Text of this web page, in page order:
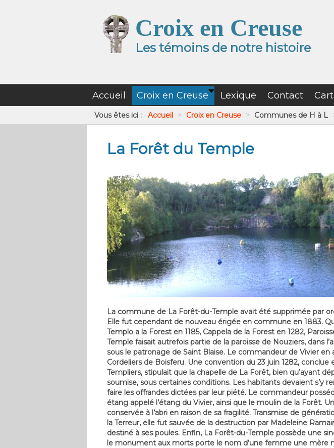
Croix en Creuse
Les témoins de notre histoire
Accueil Croix en Creuse Lexique Contact
Vous êtes ici : Accueil > Croix en Creuse > Communes de H à L
La Forêt du Temple
La commune de La Forêt-du-Temple avait été supprimée par
Elle fut cependant de nouveau érigée en commune en 1883.
Templo a la Forest en 1185, Cappela de la Forest en 1282,
Temple faisait autrefois partie de la paroisse de Nouziers, dans
sous le patronage de Saint Blaise. Le commandeur de Vivier
Cordeliers de Boisferu. Une convention du 23 juin 1282,
Templiers, stipulait que la chapelle de La Forêt, bien qu’ayant
soumise, sous certaines conditions. Les habitants devaient s’y
faire les offrandes dictées par leur piété. Le commandeur
étang appelé l’étang du Vivier, ainsi que le moulin de la Forêt.
conservée à l’abri en raison de sa fragilité. Transmise de
la Terreur, elle fut sauvée de la destruction par Madeleine
destiné à ses poules. Enfin, La Forêt-du-Temple possède une
le monument aux morts porte le nom d’une femme une mère